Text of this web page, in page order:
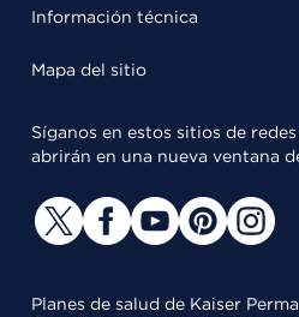
Información técnica
Mapa del sitio
Síganos en estos sitios de
abrirán en una nueva ventana
Planes de salud de Kaiser